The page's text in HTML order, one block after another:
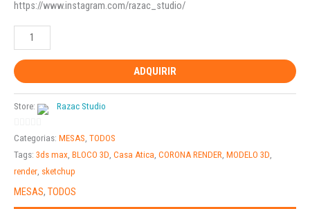
https://www.instagram.com/razac_studio/
ADQUIRIR
Store: Razac Studio
0
out
Categorias: MESAS TODOS
Tags: 3ds max BLOCO 3D Casa Atica CORONA RENDER MODELO 3D
render sketchup
MESAS, TODOS